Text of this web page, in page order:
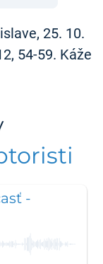
25. 10.
54-59. Káže
-